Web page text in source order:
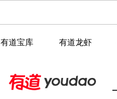
有道宝库 有道龙虾